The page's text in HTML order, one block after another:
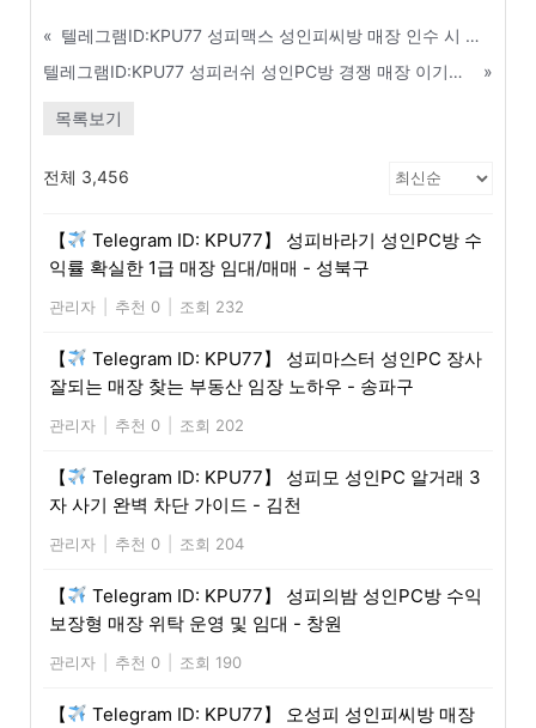
«
텔레그램ID:KPU77 성피맥스 성인피씨방 매장 인수 시 반드시 확인해야 할 체크리스트 - 정읍
텔레그램ID:KPU77 성피러쉬 성인PC방 경쟁 매장 이기는 차별화된 영업 전략 - 중구
»
목록보기
전체 3,456
【
Telegram ID: KPU77】 성피바라기 성인PC방 수
익률 확실한 1급 매장 임대/매매 - 성북구
관리자 추천 0 조회 232
【
Telegram ID: KPU77】 성피마스터 성인PC 장사
잘되는 매장 찾는 부동산 임장 노하우 - 송파구
관리자 추천 0 조회 202
【
Telegram ID: KPU77】 성피모 성인PC 알거래 3
자 사기 완벽 차단 가이드 - 김천
관리자 추천 0 조회 204
【
Telegram ID: KPU77】 성피의밤 성인PC방 수익
보장형 매장 위탁 운영 및 임대 - 창원
관리자 추천 0 조회 190
【
Telegram ID: KPU77】 오성피 성인피씨방 매장